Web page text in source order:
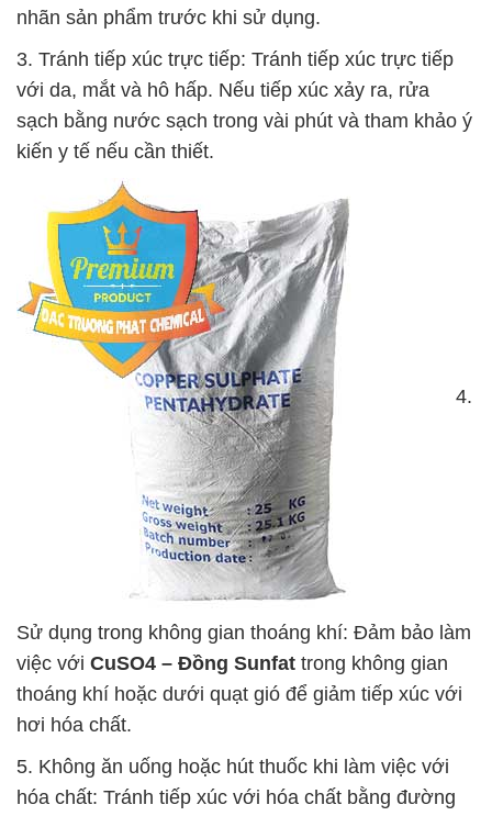
nhãn sản phẩm trước khi sử dụng.
3. Tránh tiếp xúc trực tiếp: Tránh tiếp xúc trực tiếp
với da, mắt và hô hấp. Nếu tiếp xúc xảy ra, rửa
sạch bằng nước sạch trong vài phút và tham khảo ý
kiến y tế nếu cần thiết.
4.
Sử dụng trong không gian thoáng khí: Đảm bảo làm
việc với CuSO4 – Đồng Sunfat trong không gian
thoáng khí hoặc dưới quạt gió để giảm tiếp xúc với
hơi hóa chất.
5. Không ăn uống hoặc hút thuốc khi làm việc với
hóa chất: Tránh tiếp xúc với hóa chất bằng đường